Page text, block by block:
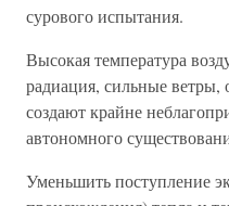
сурового испытания.
Высокая температура
радиация, сильные ветры,
создают крайне
автономного
Уменьшить поступление